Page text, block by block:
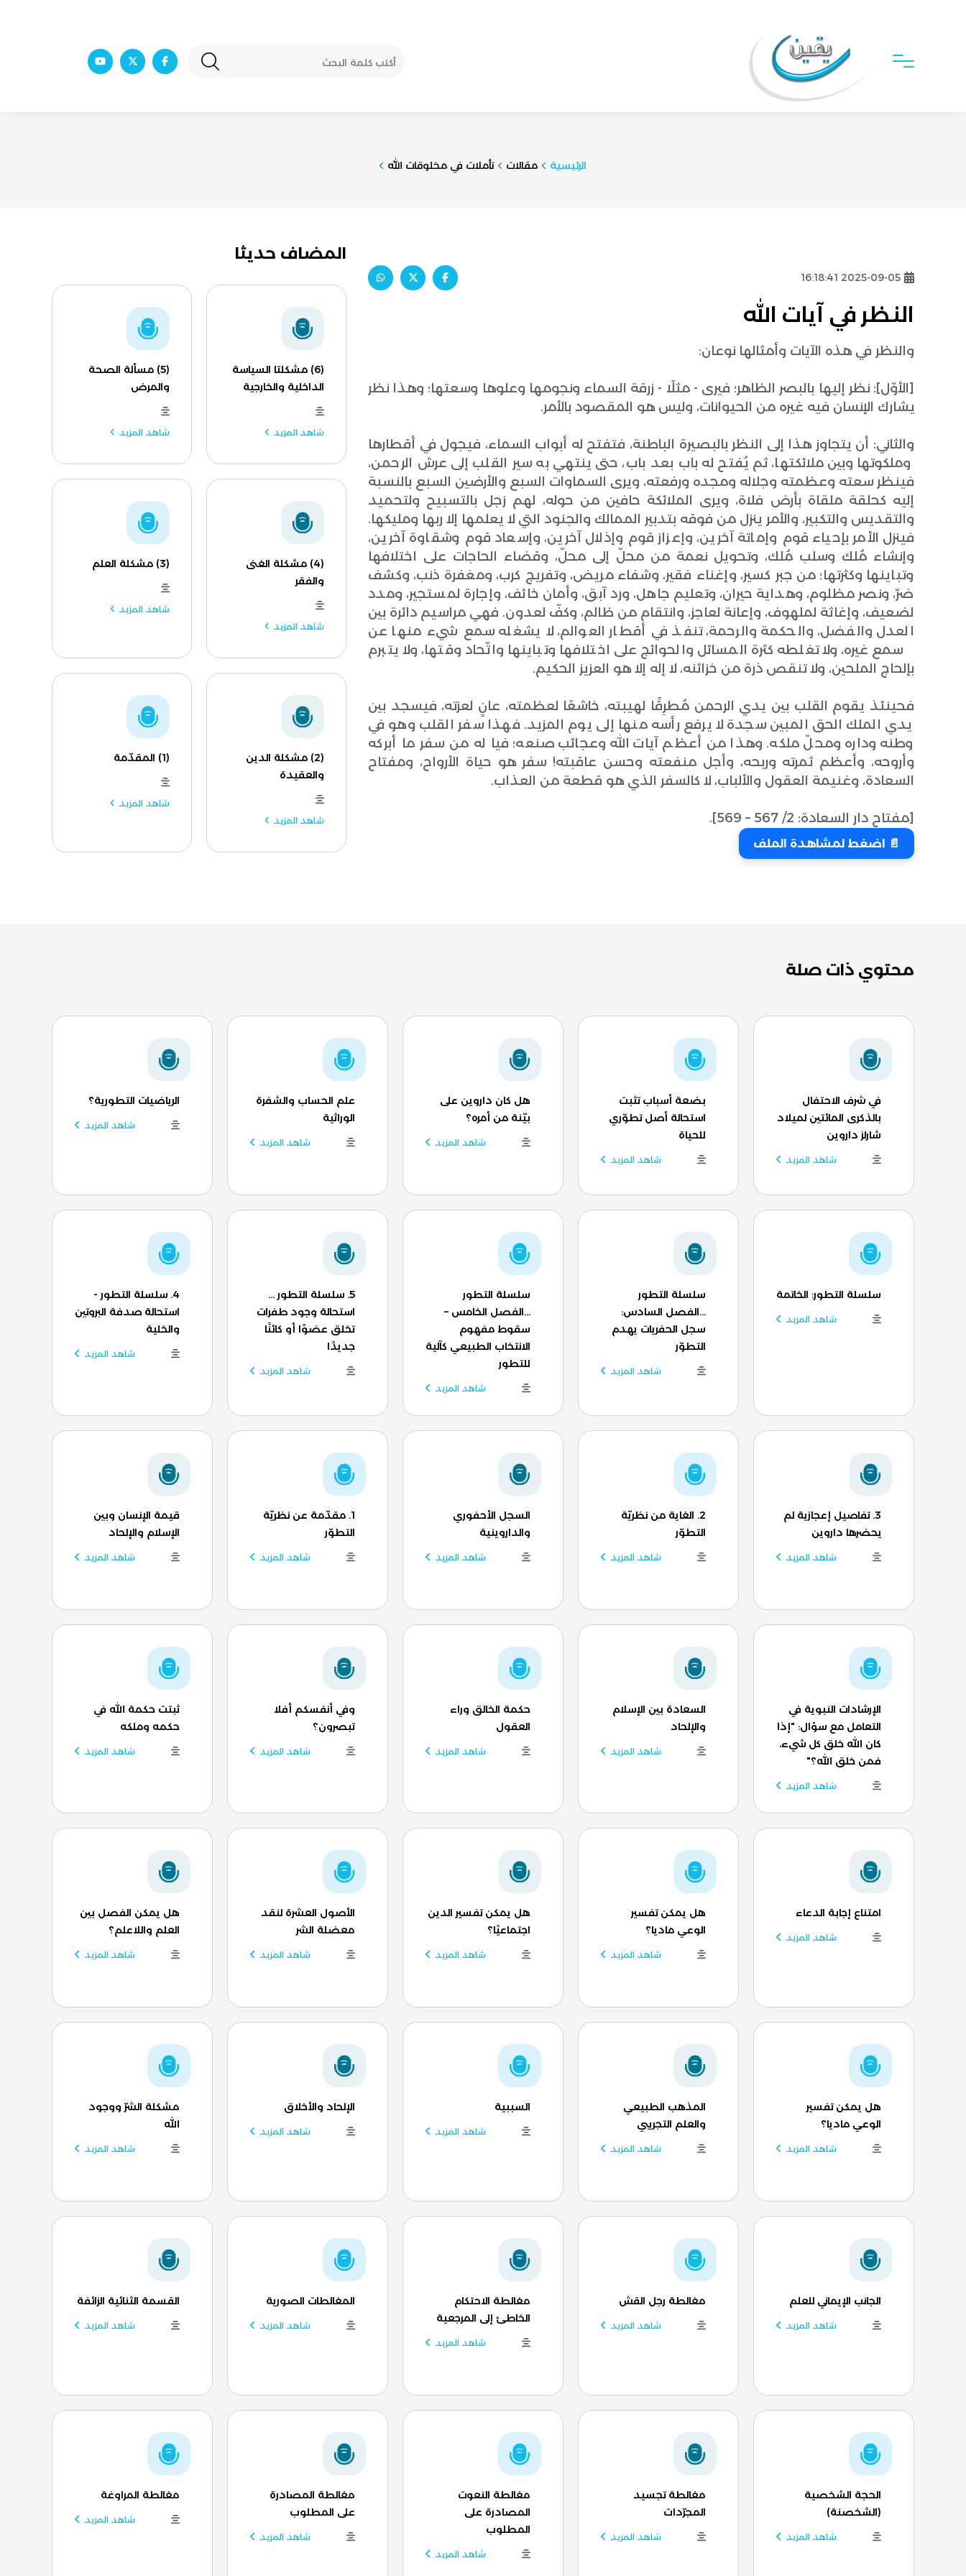
الرئيسية مقالات تأملات في مخلوقات الله
2025-09-05 16:18:41
النظر في آيات الله
والنظر في هذه الآيات وأمثالها نوعان:
[الأوّل]: نظر إليها بالبصر الظاهر؛ فيرى - مثلًا - زرقة السماء ونجومها وعلوها وسعتها؛ وهذا نظر
يشارك الإنسان فيه غيره من الحيوانات، وليس هو المقصود بالأمر.
والثاني: أن يتجاوز هذا إلى النظر بالبصيرة الباطنة، فتفتح له أبواب السماء، فيجول في أقطارها
وملكوتها وبين ملائكتها، ثم يُفتح له باب بعد باب، حتى ينتهي به سير القلب إلى عرش الرحمن،
فينظر سعته وعظمته وجلاله ومجده ورفعته، ويرى السماوات السبع والأرضين السبع بالنسبة
إليه كحلقة ملقاة بأرض فلاة، ويرى الملائكة حافين من حوله، لهم زجل بالتسبيح ولتحميد
والتقديس والتكبير، والأمر ينزل من فوقه بتدبير الممالك والجنود التي لا يعلمها إلا ربها ومليكها.
فينزل الأمر بإحياء قوم وإماتة آخرين، وإعزاز قوم وإذلال آخرين، وإسعاد قوم وشقاوة آخرين،
وإنشاء مُلك وسلب مُلك، وتحويل نعمة من محلّ إلى محلّ، وقضاء الحاجات على اختلافها
وتباينها وكثرتها؛ من جبر كسير، وإغناء فقير، وشفاء مريض، وتفريج كرب، ومغفرة ذنب، وكشف
ضرّ، ونصر مظلوم، وهداية حيران، وتعليم جاهل، ورد آبق، وأمان خائف، وإجارة لمستجير، ومدد
لضعيف، وإغاثة لملهوف، وإعانة لعاجز، وانتقام من ظالم، وكفّ لعدون. فهي مراسيم دائرة بين
العدل والفضل، والحكمة والرحمة، تنفذ في أقطار العوالم، لا يشغله سمع شيء منها عن
سمع غيره، ولا تغلطه كثرة المسائل والحوائج على اختلافها وتباينها واتّحاد وقتها، ولا يتبرم
بإلحاج الملحين، ولا تنقص ذرة من خزائنه، لا إله إلا هو العزيز الحكيم.
فحينئذ يقوم القلب بين يدي الرحمن مُطرِقًا لهيبته، خاشعًا لعظمته، عانٍ لعزته، فيسجد بين
يدي الملك الحق المبين سجدة لا يرفع رأسه منها إلى يوم المزيد. فهذا سفر القلب وهو في
وطنه وداره ومحلّ ملكه. وهذا من أعظم آيات الله وعجائب صنعه؛ فيا له من سفر ما أبركه
وأروحه، وأعظم ثمرته وربحه، وأجل منفعته وحسن عاقبته! سفر هو حياة الأرواح، ومفتاح
السعادة، وغنيمة العقول والألباب، لا كالسفر الذي هو قطعة من العذاب.
[مفتاح دار السعادة: 2/ 567 – 569].
📄 اضغط لمشاهدة الملف
المضاف حديثا
(6) مشكلتا السياسة
الداخلية والخارجية
شاهد المزيد
(5) مسألة الصحة
والمرض
شاهد المزيد
(4) مشكلة الغنى
والفقر
شاهد المزيد
(3) مشكلة العلم
شاهد المزيد
(2) مشكلة الدين
والعقيدة
شاهد المزيد
(1) المقدّمة
شاهد المزيد
محتوي ذات صلة
في شرف الاحتفال
بالذكرى المائتين لميلاد
شارلز داروين
شاهد المزيد
بضعة أسباب تثبت
استحالة أصل تطوّري
للحياة
شاهد المزيد
هل كان داروين على
بيّنة من أمره؟
شاهد المزيد
علم الحساب والشفرة
الوراثية
شاهد المزيد
الرياضيات التطورية؟
شاهد المزيد
سلسلة التطور: الخاتمة
شاهد المزيد
سلسلة التطور
...الفصل السادس:
سجل الحفريات يهدم
التطوّر
شاهد المزيد
سلسلة التطور
...الفصل الخامس –
سقوط مفهوم
الانتخاب الطبيعي كآلية
للتطور
شاهد المزيد
5. سلسلة التطور ...
استحالة وجود طفرات
تخلق عضوًا أو كائنًا
جديدًا
شاهد المزيد
4. سلسلة التطور -
استحالة صدفة البروتين
والخلية
شاهد المزيد
3. تفاصيل إعجازية لم
يحضرها داروين
شاهد المزيد
2. الغاية من نظريّة
التطوّر
شاهد المزيد
السجل الأحفوري
والداروينية
شاهد المزيد
1. مقدّمة عن نظريّة
التطوّر
شاهد المزيد
قيمة الإنسان وبين
الإسلام والإلحاد
شاهد المزيد
الإرشادات النبوية في
التعامل مع سؤال: "إذا
كان الله خلق كل شيء،
فمن خلق الله؟"
شاهد المزيد
السعادة بين الإسلام
والإلحاد
شاهد المزيد
حكمة الخالق وراء
العقول
شاهد المزيد
وفي أنفسكم أفلا
تبصرون؟
شاهد المزيد
ثبتت حكمة الله في
حكمه وملكه
شاهد المزيد
امتناع إجابة الدعاء
شاهد المزيد
هل يمكن تفسير
الوعي ماديا؟
شاهد المزيد
هل يمكن تفسير الدين
اجتماعيًا؟
شاهد المزيد
الأصول العشرة لنقد
معضلة الشر
شاهد المزيد
هل يمكن الفصل بين
العلم واللاعلم؟
شاهد المزيد
هل يمكن تفسير
الوعي ماديا؟
شاهد المزيد
المذهب الطبيعي
والعلم التجريبي
شاهد المزيد
السببية
شاهد المزيد
الإلحاد والأخلاق
شاهد المزيد
مشكلة الشرّ ووجود
الله
شاهد المزيد
الجانب الإيماني للعلم
شاهد المزيد
مغالطة رجل القش
شاهد المزيد
مغالطة الاحتكام
الخاطئ إلى المرجعية
شاهد المزيد
المغالطات الصورية
شاهد المزيد
القسمة الثنائية الزائفة
شاهد المزيد
الحجة الشخصية
(الشخصنة)
شاهد المزيد
مغالطة تجسيد
المجرّدات
شاهد المزيد
مغالطة النعوت
المصادرة على
المطلوب
شاهد المزيد
مغالطة المصادرة
على المطلوب
شاهد المزيد
مغالطة المراوغة
شاهد المزيد